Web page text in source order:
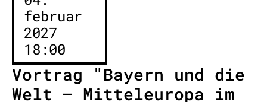
februar
2027
18:00
Vortrag "Bayern und die
Welt – Mitteleuropa im